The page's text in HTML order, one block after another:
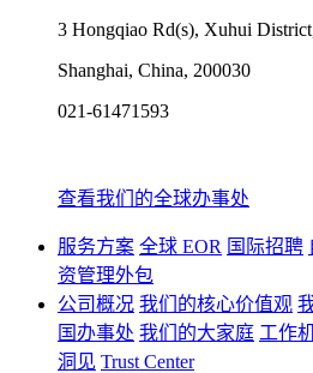
3 Hongqiao Rd(s), Xuhui
Shanghai, China, 200030
021-61471593
查看我们的全球办事处
服务方案 全球 EOR 国际招聘
资管理外包
公司概况 我们的核心价值观
国办事处 我们的大家庭 工作
洞见 Trust Center